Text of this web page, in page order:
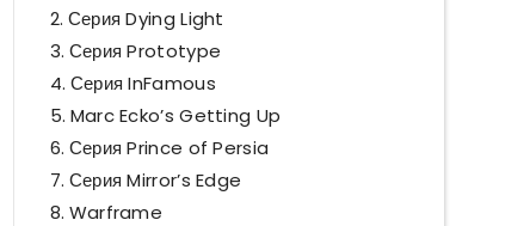
Серия Dying Light
Серия Prototype
Серия InFamous
Marc Ecko’s Getting Up
Серия Prince of Persia
Серия Mirror’s Edge
Warframe